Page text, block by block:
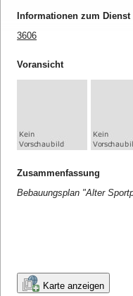
Informationen zum Dienst
3606
Voransicht
Zusammenfassung
Bebauungsplan "Alter
Karte anzeigen